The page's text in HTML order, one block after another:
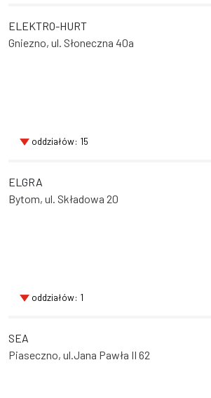
ELEKTRO-HURT
Gniezno, ul. Słoneczna 40a
oddziałów: 15
ELGRA
Bytom, ul. Składowa 20
oddziałów: 1
SEA
Piaseczno, ul.Jana Pawła II 62